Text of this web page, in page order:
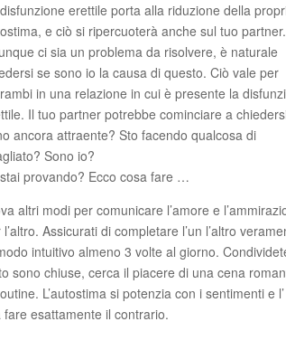
erettile porta alla riduzione della
e ciò si ripercuoterà anche sul tuo partner.
ci sia un problema da risolvere, è naturale
se sono io la causa di questo. Ciò vale per
in una relazione in cui è presente la
Il tuo partner potrebbe cominciare a
ancora attraente? Sto facendo qualcosa di
Sono io?
provando? Ecco cosa fare …
altri modi per comunicare l’amore e
l’altro. Assicurati di completare l’un l’altro
intuitivo almeno 3 volte al giorno.
sono chiuse, cerca il piacere di una cena
L’autostima si potenzia con i sentimenti e l’
esattamente il contrario.